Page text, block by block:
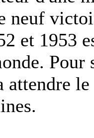
neuf
et 1953
Pour
attendre